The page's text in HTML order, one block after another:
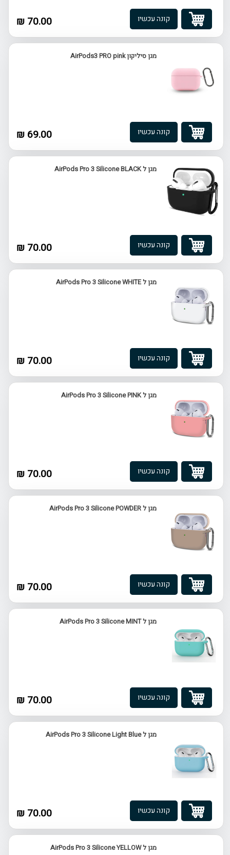
70.00 ₪ קונה עכשיו
מגן סיליקון AirPods3 PRO pink
69.00 ₪ קונה עכשיו
מגן ל AirPods Pro 3 Silicone BLACK
70.00 ₪ קונה עכשיו
מגן ל AirPods Pro 3 Silicone WHITE
70.00 ₪ קונה עכשיו
מגן ל AirPods Pro 3 Silicone PINK
70.00 ₪ קונה עכשיו
מגן ל AirPods Pro 3 Silicone POWDER
70.00 ₪ קונה עכשיו
מגן ל AirPods Pro 3 Silicone MINT
70.00 ₪ קונה עכשיו
מגן ל AirPods Pro 3 Silicone Light Blue
70.00 ₪ קונה עכשיו
מגן ל AirPods Pro 3 Silicone YELLOW